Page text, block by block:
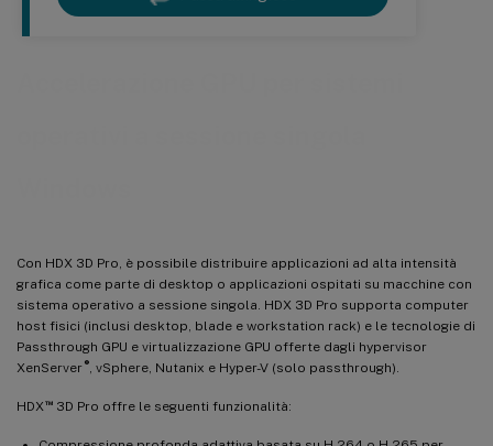
Con HDX 3D Pro, è possibile distribuire applicazioni ad alta intensità
grafica come parte di desktop o applicazioni ospitati su macchine con
sistema operativo a sessione singola. HDX 3D Pro supporta computer
host fisici (inclusi desktop, blade e workstation rack) e le tecnologie di
Passthrough GPU e virtualizzazione GPU offerte dagli hypervisor
XenServer ®, vSphere, Nutanix e Hyper-V (solo passthrough).
HDX ™3D Pro offre le seguenti funzionalità: